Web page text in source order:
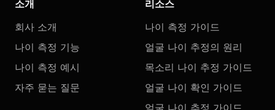
소개
회사 소개
나이 측정 기능
나이 측정 예시
자주 묻는 질문
리소스
나이 측정 가이드
얼굴 나이 추정의 원리
목소리 나이 추정 가이드
얼굴 나이 확인 가이드
얼굴 나이 추정 가이드